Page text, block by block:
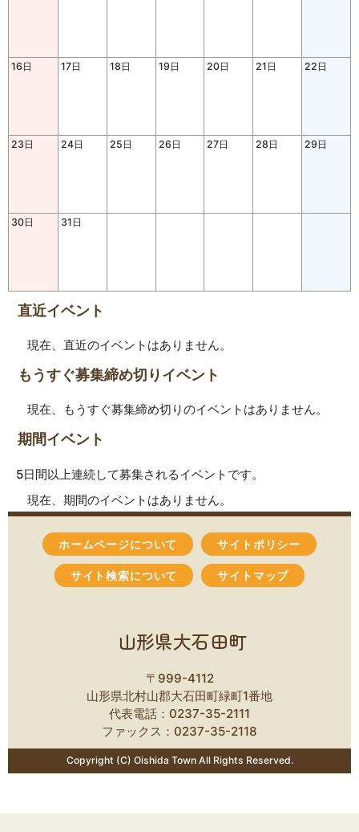
16日 17日 18日 19日 20日 21日 22日
23日 24日 25日 26日 27日 28日 29日
30日 31日
直近イベント
現在、直近のイベントはありません。
もうすぐ募集締め切りイベント
現在、もうすぐ募集締め切りのイベントはありません。
期間イベント
5日間以上連続して募集されるイベントです。
現在、期間のイベントはありません。
ホームページについて サイトポリシー
サイト検索について サイトマップ
山形県大石田町
〒999-4112
山形県北村山郡大石田町緑町1番地
代表電話：0237-35-2111
ファックス：0237-35-2118
Copyright (C) Oishida Town All Rights Reserved.